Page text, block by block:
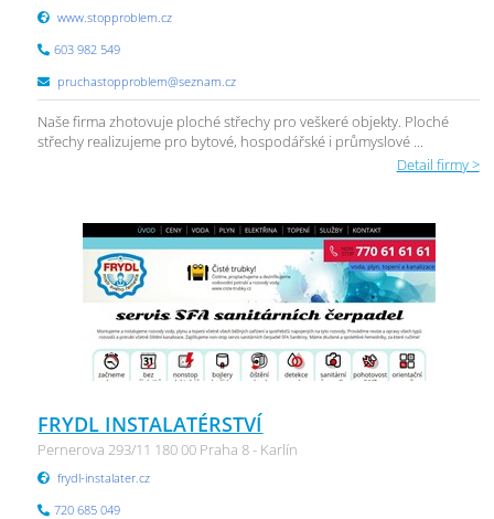
www.stopproblem.cz
603 982 549
pruchastopproblem@seznam.cz
Naše firma zhotovuje ploché střechy pro veškeré objekty. Ploché
střechy realizujeme pro bytové, hospodářské i průmyslové ...
Detail firmy >
FRYDL INSTALATÉRSTVÍ
Pernerova 293/11 180 00 Praha 8 - Karlín
frydl-instalater.cz
720 685 049